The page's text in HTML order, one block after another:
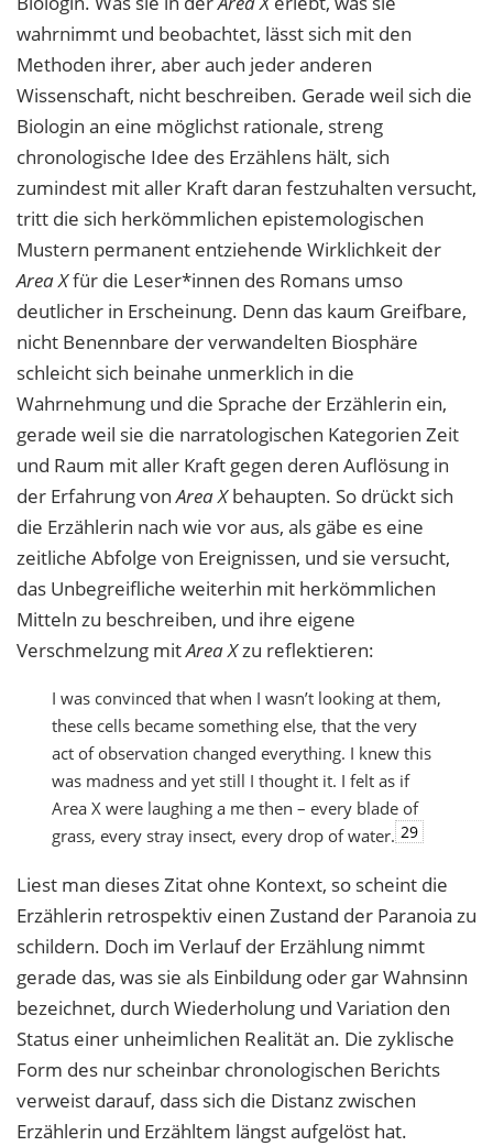
wahrnimmt und beobachtet, lässt sich mit den
Methoden ihrer, aber auch jeder anderen
Wissenschaft, nicht beschreiben. Gerade weil sich die
Biologin an eine möglichst rationale, streng
chronologische Idee des Erzählens hält, sich
zumindest mit aller Kraft daran festzuhalten versucht,
tritt die sich herkömmlichen epistemologischen
Mustern permanent entziehende Wirklichkeit der
Area Xfür die Leser*innen des Romans umso
deutlicher in Erscheinung. Denn das kaum Greifbare,
nicht Benennbare der verwandelten Biosphäre
schleicht sich beinahe unmerklich in die
Wahrnehmung und die Sprache der Erzählerin ein,
gerade weil sie die narratologischen Kategorien Zeit
und Raum mit aller Kraft gegen deren Auflösung in
der Erfahrung vonArea Xbehaupten. So drückt sich
die Erzählerin nach wie vor aus, als gäbe es eine
zeitliche Abfolge von Ereignissen, und sie versucht,
das Unbegreifliche weiterhin mit herkömmlichen
Mitteln zu beschreiben, und ihre eigene
Verschmelzung mitArea Xzu reflektieren:
I was convinced that when I wasn’t looking at them,
these cells became something else, that the very
act of observation changed everything. I knew this
was madness and yet still I thought it. I felt as if
Area X were laughing a me then – every blade of
grass, every stray insect, every drop of water. 29
Liest man dieses Zitat ohne Kontext, so scheint die
Erzählerin retrospektiv einen Zustand der Paranoia zu
schildern. Doch im Verlauf der Erzählung nimmt
gerade das, was sie als Einbildung oder gar Wahnsinn
bezeichnet, durch Wiederholung und Variation den
Status einer unheimlichen Realität an. Die zyklische
Form des nur scheinbar chronologischen Berichts
verweist darauf, dass sich die Distanz zwischen
Erzählerin und Erzähltem längst aufgelöst hat.